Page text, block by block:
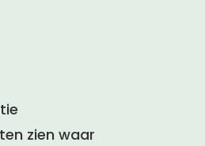
zien waar